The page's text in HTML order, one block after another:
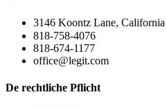
3146 Koontz Lane, California
818-758-4076
818-674-1177
office@legit.com
De rechtliche Pflicht